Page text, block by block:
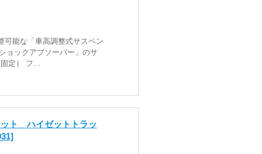
可能な「車高調整式サスペン
ョックアブソーバー」のサ
固定） フ…
ット ハイゼットトラッ